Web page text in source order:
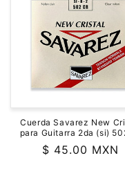
Cuerda Savarez New
para Guitarra 2da (si)
Precio
$ 45.00 MXN